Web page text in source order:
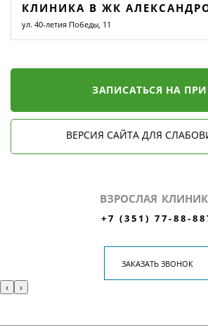
КЛИНИКА В ЖК
ул. 40-летия Победы, 11
ЗАПИСАТЬСЯ НА
ВЕРСИЯ САЙТА ДЛЯ
ВЗРОСЛАЯ
+7 (351) 77-88-
ЗАКАЗАТЬ ЗВОНОК
‹ ›